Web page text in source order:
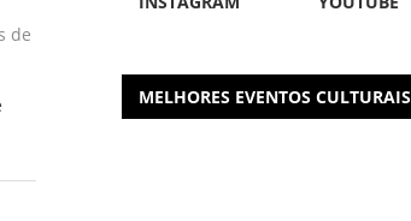
de
MELHORES EVENTOS CULTURAIS